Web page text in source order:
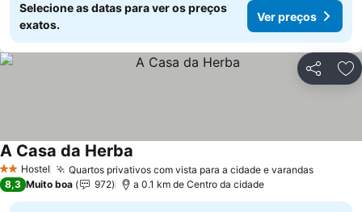
Selecione as datas para ver os preços
exatos.
Ver preços
Partilhar
2 Estrelas
Hostel Quartos privativos com vista para a cidade e varandasVer
A Casa da Herba
8,3 Muito boa 972 a 0.1 km de Centro da cidade